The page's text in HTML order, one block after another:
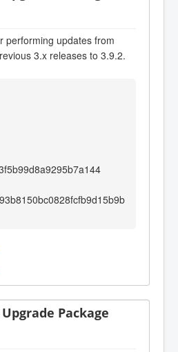
performing updates from
3.x releases to 3.9.2.
Package